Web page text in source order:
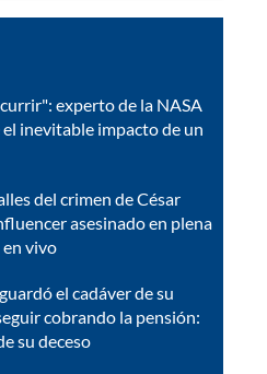
experto de la NASA
inevitable impacto de un
del crimen de César
asesinado en plena
vivo
el cadáver de su
cobrando la pensión:
su deceso